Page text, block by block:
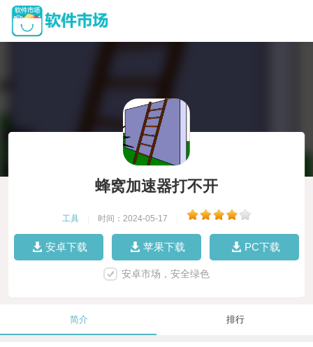
蜂窝加速器打不开
工具 时间：2024-05-17
安卓下载 苹果下载 PC下载
安卓市场，安全绿色
简介 排行